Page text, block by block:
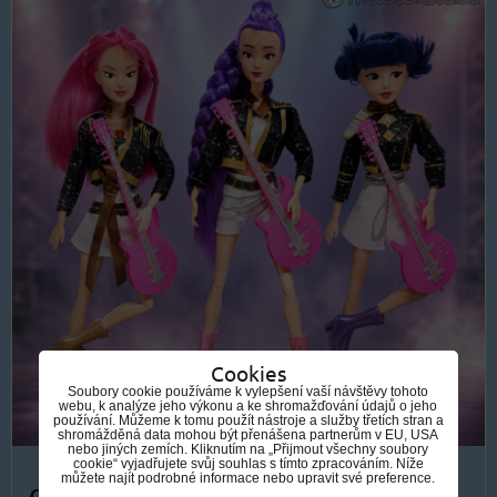
Cookies
Soubory cookie používáme k vylepšení vaší návštěvy tohoto
webu, k analýze jeho výkonu a ke shromažďování údajů o jeho
používání. Můžeme k tomu použít nástroje a služby třetích stran a
shromážděná data mohou být přenášena partnerům v EU, USA
nebo jiných zemích. Kliknutím na „Přijmout všechny soubory
cookie“ vyjadřujete svůj souhlas s tímto zpracováním. Níže
můžete najít podrobné informace nebo upravit své preference.